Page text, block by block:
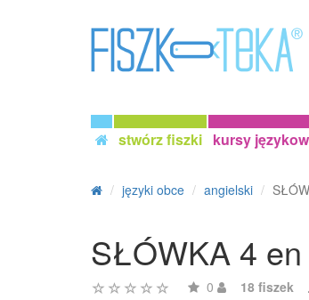
stwórz fiszki kursy
języki obce angielski
SŁÓWKA 4 en
0 18 fiszek